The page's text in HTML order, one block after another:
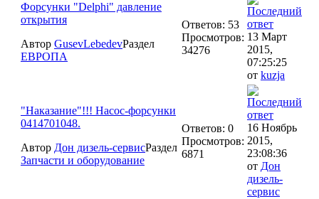
Форсунки "Delphi" давление
открытия
Автор GusevLebedevРаздел
ЕВРОПА
Ответов: 53
Просмотров:
34276
13 Март
2015,
07:25:25
от kuzja
"Наказание"!!! Насос-форсунки
0414701048.
Автор Дон дизель-сервисРаздел
Запчасти и оборудование
Ответов: 0
Просмотров:
6871
16 Ноябрь
2015,
23:08:36
от Дон
дизель-
сервис